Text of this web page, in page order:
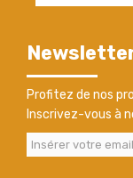
Profitez de nos
Inscrivez-vous à